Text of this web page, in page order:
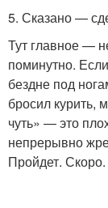
5. Сказано —
Тут главное —
поминутно.
бездне под
бросил курить,
чуть» — это
непрерывно
Пройдет. Скоро.